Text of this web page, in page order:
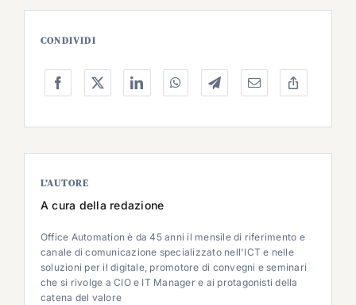
CONDIVIDI
L’AUTORE
A cura della redazione
Office Automation è da 45 anni il mensile di riferimento e
canale di comunicazione specializzato nell'ICT e nelle
soluzioni per il digitale, promotore di convegni e seminari
che si rivolge a CIO e IT Manager e ai protagonisti della
catena del valore